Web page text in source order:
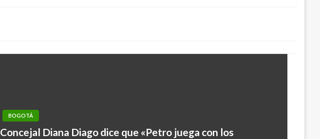
BOGOTÁ
Concejal Diana Diago dice que «Petro juega con los